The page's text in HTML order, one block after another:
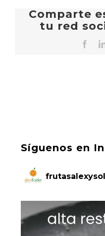
Comparte
tu red
Síguenos en